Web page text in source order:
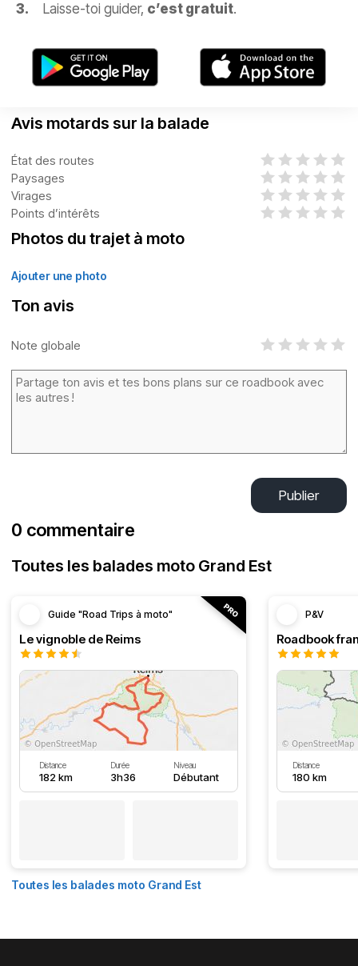
Laisse-toi guider, c’est gratuit.
Avis motards sur la balade
État des routes
Paysages
Virages
Points d’intérêts
Photos du trajet à moto
Ajouter une photo
Ton avis
Note globale
Publier
0 commentaire
Toutes les balades moto Grand Est
Guide "Road Trips à moto"
Le vignoble de Reims
Distance
182 km
Durée
3h36
Niveau
Débutant
P&V
Distance
180 km
Toutes les balades moto Grand Est